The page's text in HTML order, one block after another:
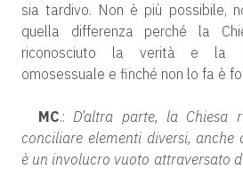
sia tardivo. Non è più possibile,
quella differenza perché la
riconosciuto la verità e la
omosessuale e finché non lo fa è
MC.:D’altra parte, la Chiesa
conciliare elementi diversi, anche
è un involucro vuoto attraversato